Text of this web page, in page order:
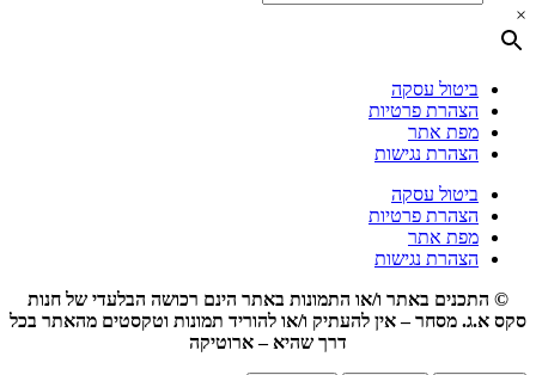
×
ביטול עסקה
הצהרת פרטיות
מפת אתר
הצהרת נגישות
ביטול עסקה
הצהרת פרטיות
מפת אתר
הצהרת נגישות
© התכנים באתר ו/או התמונות באתר הינם רכושה הבלעדי של חנות
סקס א.ג. מסחר – אין להעתיק ו/או להוריד תמונות וטקסטים מהאתר בכל
דרך שהיא – ארוטיקה